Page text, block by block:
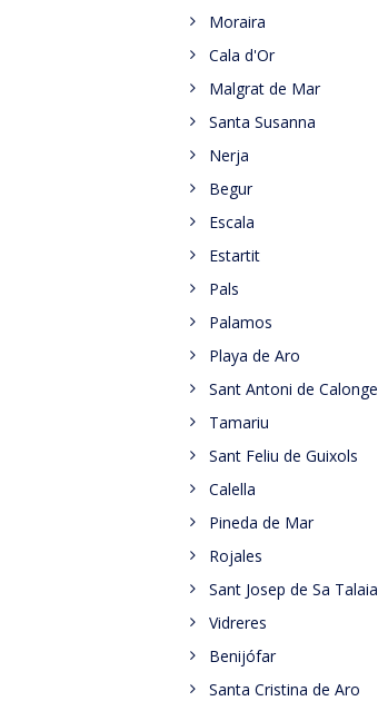
Moraira
Cala d'Or
Malgrat de Mar
Santa Susanna
Nerja
Begur
Escala
Estartit
Pals
Palamos
Playa de Aro
Sant Antoni de Calonge
Tamariu
Sant Feliu de Guixols
Calella
Pineda de Mar
Rojales
Sant Josep de Sa Talaia
Vidreres
Benijófar
Santa Cristina de Aro